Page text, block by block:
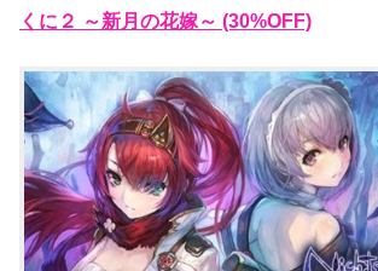
くに２ ～新月の花嫁～ (30%OFF)